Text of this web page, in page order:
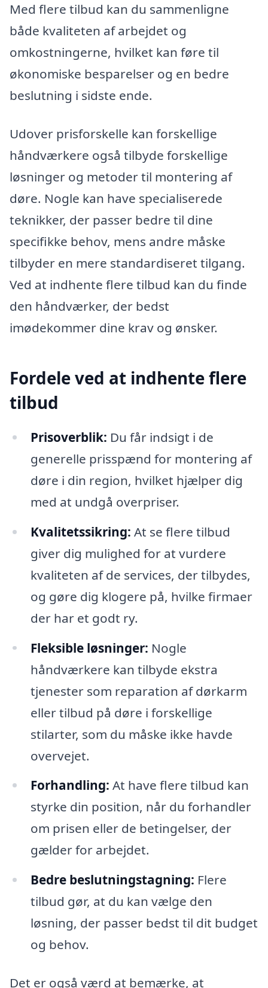
Med flere tilbud kan du sammenligne
både kvaliteten af arbejdet og
omkostningerne, hvilket kan føre til
økonomiske besparelser og en bedre
beslutning i sidste ende.
Udover prisforskelle kan forskellige
håndværkere også tilbyde forskellige
løsninger og metoder til montering af
døre. Nogle kan have specialiserede
teknikker, der passer bedre til dine
specifikke behov, mens andre måske
tilbyder en mere standardiseret tilgang.
Ved at indhente flere tilbud kan du finde
den håndværker, der bedst
imødekommer dine krav og ønsker.
Fordele ved at indhente flere
tilbud
Prisoverblik: Du får indsigt i de
generelle prisspænd for montering af
døre i din region, hvilket hjælper dig
med at undgå overpriser.
Kvalitetssikring: At se flere tilbud
giver dig mulighed for at vurdere
kvaliteten af de services, der tilbydes,
og gøre dig klogere på, hvilke firmaer
der har et godt ry.
Fleksible løsninger: Nogle
håndværkere kan tilbyde ekstra
tjenester som reparation af dørkarm
eller tilbud på døre i forskellige
stilarter, som du måske ikke havde
overvejet.
Forhandling: At have flere tilbud kan
styrke din position, når du forhandler
om prisen eller de betingelser, der
gælder for arbejdet.
Bedre beslutningstagning: Flere
tilbud gør, at du kan vælge den
løsning, der passer bedst til dit budget
og behov.
Det er også værd at bemærke, at